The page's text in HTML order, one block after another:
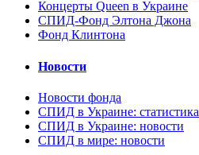
Концерты Queen в Украине
СПИД-Фонд Элтона Джона
Фонд Клинтона
Новости
Новости фонда
СПИД в Украине: статистика
СПИД в Украине: новости
СПИД в мире: новости